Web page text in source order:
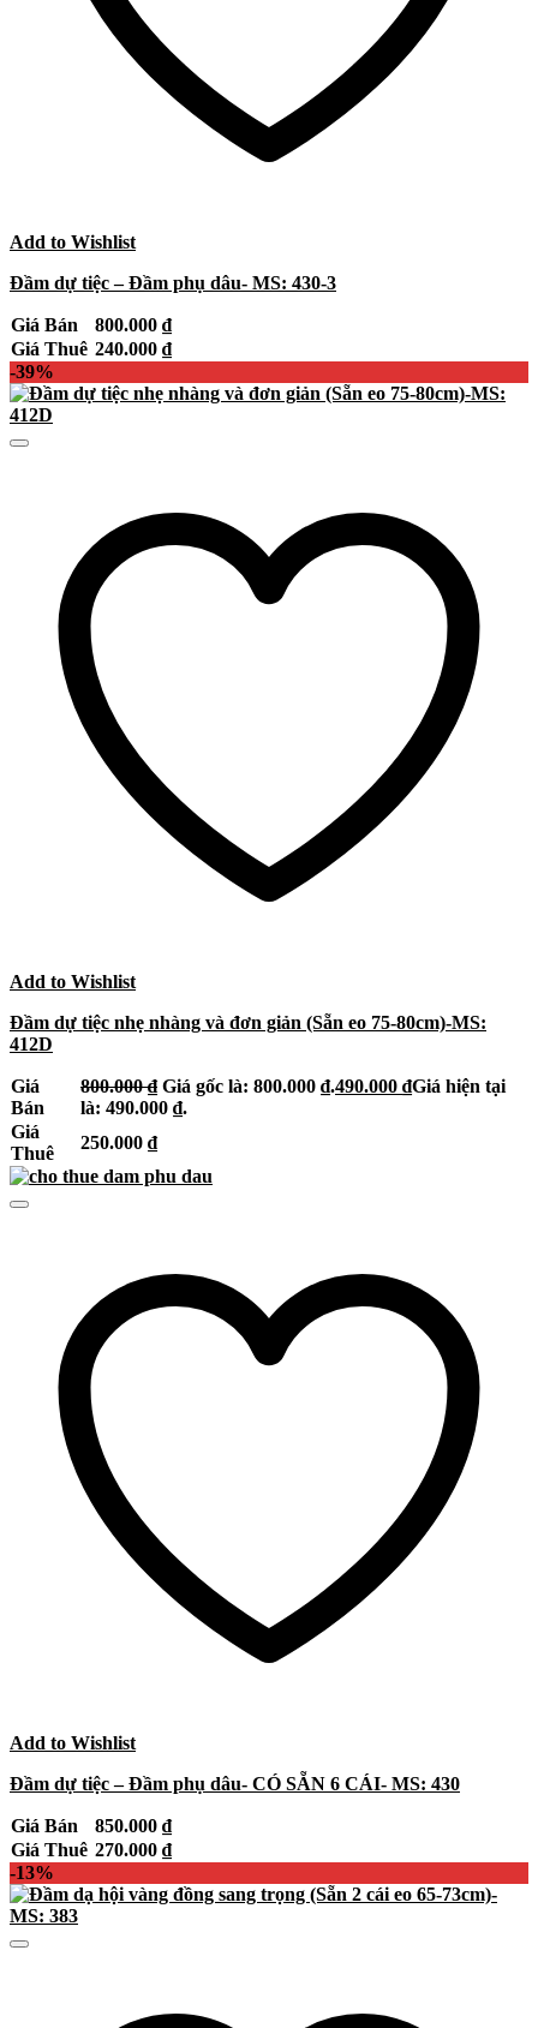
Add to Wishlist
Đầm dự tiệc – Đầm phụ dâu- MS: 430-3
Giá Bán 800.000 ₫
Giá Thuê 240.000 ₫
-39%
Add to Wishlist
Đầm dự tiệc nhẹ nhàng và đơn giản (Sẵn eo 75-80cm)-MS:
412D
Giá
Bán
800.000₫ Giá gốc là: 800.000 ₫.490.000 ₫Giá hiện tại
là: 490.000 ₫.
Giá
Thuê
250.000 ₫
Add to Wishlist
Đầm dự tiệc – Đầm phụ dâu- CÓ SẴN 6 CÁI- MS: 430
Giá Bán 850.000 ₫
Giá Thuê 270.000 ₫
-13%